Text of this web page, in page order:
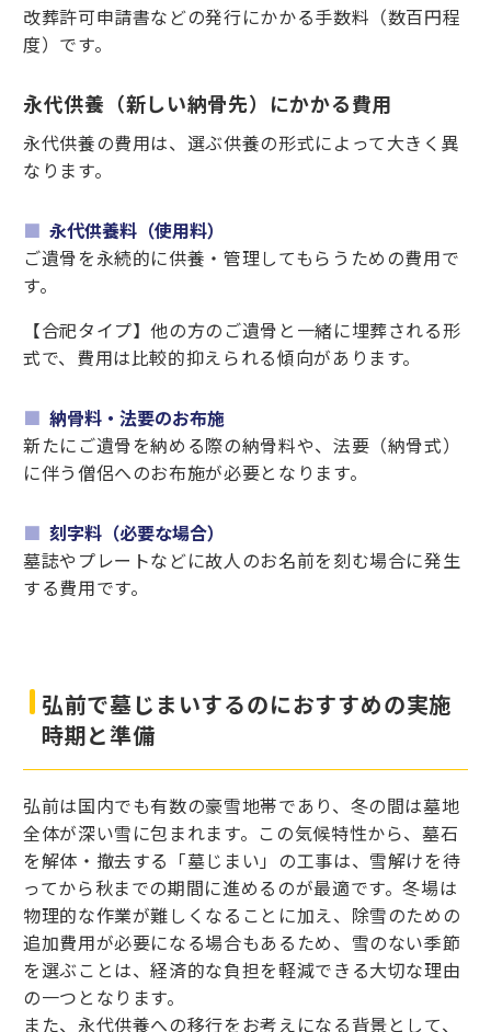
改葬許可申請書などの発行にかかる手数料（数百円程
度）です。
永代供養（新しい納骨先）にかかる費用
永代供養の費用は、選ぶ供養の形式によって大きく異
なります。
永代供養料（使用料）
ご遺骨を永続的に供養・管理してもらうための費用で
す。
【合祀タイプ】他の方のご遺骨と一緒に埋葬される形
式で、費用は比較的抑えられる傾向があります。
納骨料・法要のお布施
新たにご遺骨を納める際の納骨料や、法要（納骨式）
に伴う僧侶へのお布施が必要となります。
刻字料（必要な場合）
墓誌やプレートなどに故人のお名前を刻む場合に発生
する費用です。
弘前で墓じまいするのにおすすめの実施
時期と準備
弘前は国内でも有数の豪雪地帯であり、冬の間は墓地
全体が深い雪に包まれます。この気候特性から、墓石
を解体・撤去する「墓じまい」の工事は、雪解けを待
ってから秋までの期間に進めるのが最適です。冬場は
物理的な作業が難しくなることに加え、除雪のための
追加費用が必要になる場合もあるため、雪のない季節
を選ぶことは、経済的な負担を軽減できる大切な理由
の一つとなります。
また、永代供養への移行をお考えになる背景として、